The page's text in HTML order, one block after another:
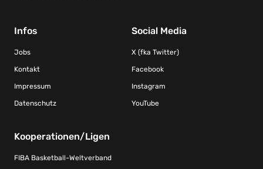
Infos
Jobs
Kontakt
Impressum
Datenschutz
Social Media
X (fka Twitter)
Facebook
Instagram
YouTube
Kooperationen/Ligen
FIBA Basketball-Weltverband